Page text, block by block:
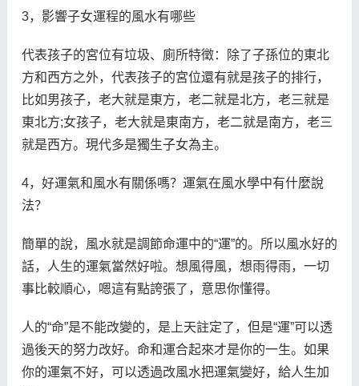
3，影響子女運程的風水有哪些
代表孩子的宮位有垃圾、廁所特徵：除了子孫位的東北
方和西方之外，代表孩子的宮位還有就是孩子的排行，
比如男孩子，老大就是東方，老二就是北方，老三就是
東北方;女孩子，老大就是東南方，老二就是南方，老三
就是西方。現代多是獨生子女為主。
4，好運氣和風水有關係嗎？運氣在風水學中有什麼說
法？
簡單的說，風水就是調節命運中的“運”的。所以風水好的
話，人生的運氣當然好啦。想風得風，想雨得雨，一切
事比較順心，嗯這有點誇張了，意思你懂得。
人的“命”是不能改變的，是上天註定了，但是“運”可以透
過後天的努力改好。命和運合起來才是你的一生。如果
你的運氣不好，可以透過改風水把運氣變好，給人生加